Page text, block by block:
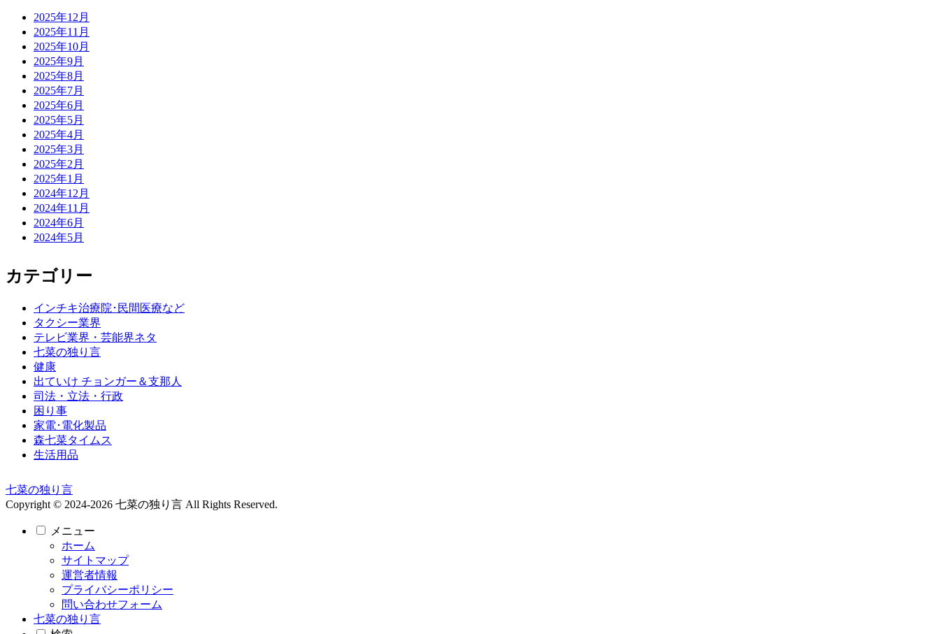
2025年12月
2025年11月
2025年10月
2025年9月
2025年8月
2025年7月
2025年6月
2025年5月
2025年4月
2025年3月
2025年2月
2025年1月
2024年12月
2024年11月
2024年6月
2024年5月
カテゴリー
インチキ治療院･民間医療など
タクシー業界
テレビ業界・芸能界ネタ
七菜の独り言
健康
出ていけ チョンガー＆支那人
司法・立法・行政
困り事
家電･電化製品
森七菜タイムス
生活用品
七菜の独り言
Copyright © 2024-2026 七菜の独り言 All Rights Reserved.
メニュー
ホーム
サイトマップ
運営者情報
プライバシーポリシー
問い合わせフォーム
七菜の独り言